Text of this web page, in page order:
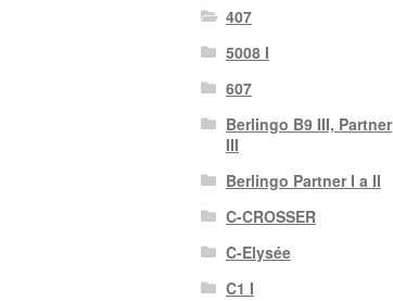
407
5008 I
607
Berlingo B9 III, Partner
III
Berlingo Partner I a II
C-CROSSER
C-Elysée
C1 I